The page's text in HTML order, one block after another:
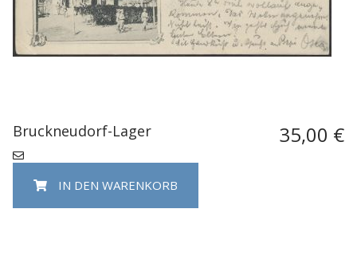
Bruckneudorf-Lager 35,00 €
IN DEN WARENKORB